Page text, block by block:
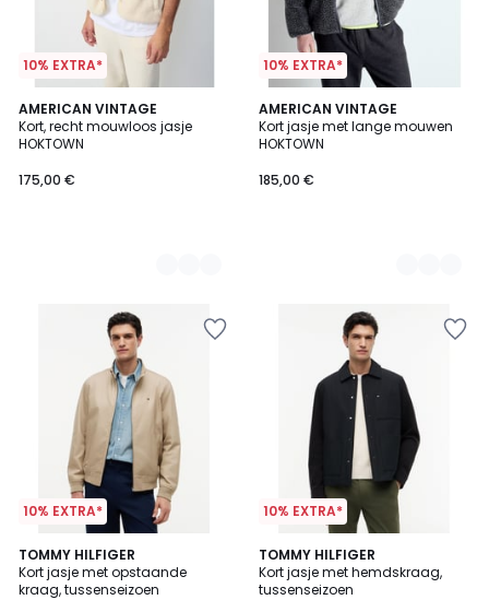
10% EXTRA*
AMERICAN VINTAGE
Kort, recht mouwloos jasje
HOKTOWN
175,00 €
5
Kleuren
10% EXTRA*
AMERICAN VINTAGE
Kort jasje met lange mouwen
HOKTOWN
185,00 €
4
Kleuren
10% EXTRA*
TOMMY HILFIGER
Kort jasje met opstaande
kraag, tussenseizoen
2
Kleuren
10% EXTRA*
TOMMY HILFIGER
Kort jasje met hemdskraag,
tussenseizoen